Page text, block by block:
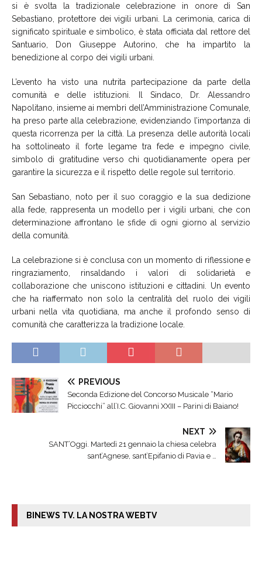
si è svolta la tradizionale celebrazione in onore di San
Sebastiano, protettore dei vigili urbani. La cerimonia, carica di
significato spirituale e simbolico, è stata officiata dal rettore del
Santuario, Don Giuseppe Autorino, che ha impartito la
benedizione al corpo dei vigili urbani.
L’evento ha visto una nutrita partecipazione da parte della
comunità e delle istituzioni. Il Sindaco, Dr. Alessandro
Napolitano, insieme ai membri dell’Amministrazione Comunale,
ha preso parte alla celebrazione, evidenziando l’importanza di
questa ricorrenza per la città. La presenza delle autorità locali
ha sottolineato il forte legame tra fede e impegno civile,
simbolo di gratitudine verso chi quotidianamente opera per
garantire la sicurezza e il rispetto delle regole sul territorio.
San Sebastiano, noto per il suo coraggio e la sua dedizione
alla fede, rappresenta un modello per i vigili urbani, che con
determinazione affrontano le sfide di ogni giorno al servizio
della comunità.
La celebrazione si è conclusa con un momento di riflessione e
ringraziamento, rinsaldando i valori di solidarietà e
collaborazione che uniscono istituzioni e cittadini. Un evento
che ha riaffermato non solo la centralità del ruolo dei vigili
urbani nella vita quotidiana, ma anche il profondo senso di
comunità che caratterizza la tradizione locale.
PREVIOUS
Seconda Edizione del Concorso Musicale “Mario
Picciocchi” all’I.C. Giovanni XXIII – Parini di Baiano!
NEXT
SANT’Oggi. Martedì 21 gennaio la chiesa celebra
sant’Agnese, sant’Epifanio di Pavia e …
BINEWS TV. LA NOSTRA WEBTV